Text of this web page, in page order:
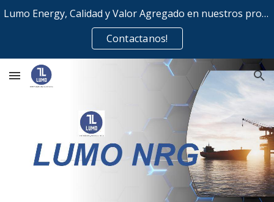
Skip to main content Skip to navigation
Lumo Energy, Calidad y Valor Agregado en nuestros productos y servicios!
Contactanos!